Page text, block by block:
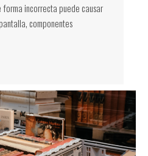
forma incorrecta puede causar
componentes